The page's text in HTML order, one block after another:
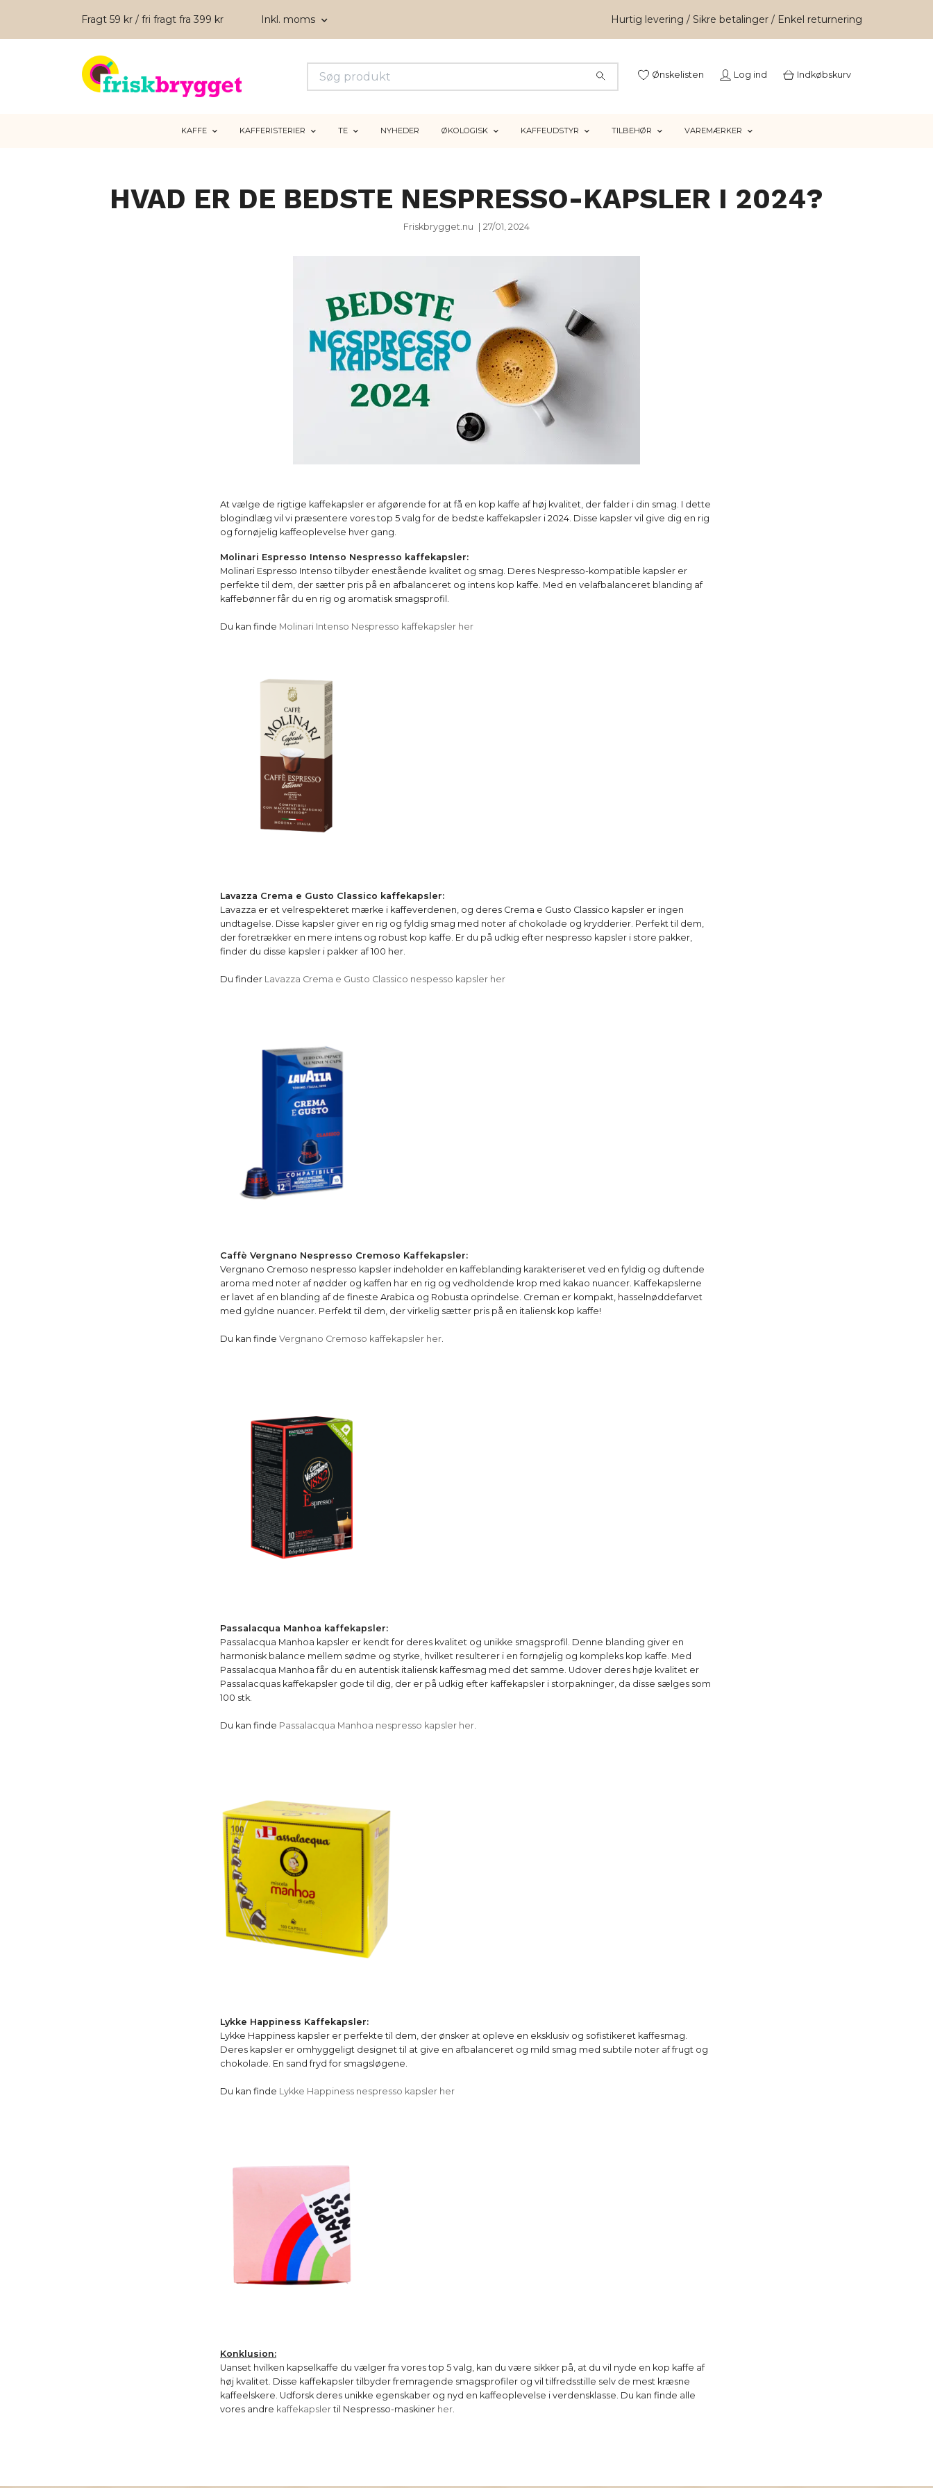
Fragt 59 kr / fri fragt fra 399 kr Inkl. moms Hurtig levering / Sikre betalinger / Enkel returnering
Ønskelisten Log ind Indkøbskurv
KAFFE KAFFERISTERIER TE NYHEDER ØKOLOGISK KAFFEUDSTYR TILBEHØR VAREMÆRKER
HVAD ER DE BEDSTE NESPRESSO-KAPSLER I 2024?
Friskbrygget.nu 27/01, 2024
At vælge de rigtige kaffekapsler er afgørende for at få en kop kaffe af høj kvalitet, der falder i din smag. I dette
blogindlæg vil vi præsentere vores top 5 valg for de bedste kaffekapsler i 2024. Disse kapsler vil give dig en rig
og fornøjelig kaffeoplevelse hver gang.
Molinari Espresso Intenso Nespresso kaffekapsler:
Molinari Espresso Intenso tilbyder enestående kvalitet og smag. Deres Nespresso-kompatible kapsler er
perfekte til dem, der sætter pris på en afbalanceret og intens kop kaffe. Med en velafbalanceret blanding af
kaffebønner får du en rig og aromatisk smagsprofil.
Du kan finde Molinari Intenso Nespresso kaffekapsler her
Lavazza Crema e Gusto Classico kaffekapsler:
Lavazza er et velrespekteret mærke i kaffeverdenen, og deres Crema e Gusto Classico kapsler er ingen
undtagelse. Disse kapsler giver en rig og fyldig smag med noter af chokolade og krydderier. Perfekt til dem,
der foretrækker en mere intens og robust kop kaffe. Er du på udkig efter nespresso kapsler i store pakker,
finder du disse kapsler i pakker af 100 her.
Du finder Lavazza Crema e Gusto Classico nespesso kapsler her
Caffè Vergnano Nespresso Cremoso Kaffekapsler:
Vergnano Cremoso nespresso kapsler indeholder en kaffeblanding karakteriseret ved en fyldig og duftende
aroma med noter af nødder og kaffen har en rig og vedholdende krop med kakao nuancer. Kaffekapslerne
er lavet af en blanding af de fineste Arabica og Robusta oprindelse. Creman er kompakt, hasselnøddefarvet
med gyldne nuancer. Perfekt til dem, der virkelig sætter pris på en italiensk kop kaffe!
Du kan finde Vergnano Cremoso kaffekapsler her
Passalacqua Manhoa kaffekapsler:
Passalacqua Manhoa kapsler er kendt for deres kvalitet og unikke smagsprofil. Denne blanding giver en
harmonisk balance mellem sødme og styrke, hvilket resulterer i en fornøjelig og kompleks kop kaffe. Med
Passalacqua Manhoa får du en autentisk italiensk kaffesmag med det samme. Udover deres høje kvalitet er
Passalacquas kaffekapsler gode til dig, der er på udkig efter kaffekapsler i storpakninger, da disse sælges som
100 stk.
Du kan finde Passalacqua Manhoa nespresso kapsler her.
Lykke Happiness Kaffekapsler:
Lykke Happiness kapsler er perfekte til dem, der ønsker at opleve en eksklusiv og sofistikeret kaffesmag.
Deres kapsler er omhyggeligt designet til at give en afbalanceret og mild smag med subtile noter af frugt og
chokolade. En sand fryd for smagsløgene.
Du kan finde Lykke Happiness nespresso kapsler her
Konklusion:
Uanset hvilken kapselkaffe du vælger fra vores top 5 valg, kan du være sikker på, at du vil nyde en kop kaffe af
høj kvalitet. Disse kaffekapsler tilbyder fremragende smagsprofiler og vil tilfredsstille selv de mest kræsne
kaffeelskere. Udforsk deres unikke egenskaber og nyd en kaffeoplevelse i verdensklasse. Du kan finde alle
vores andre kaffekapslertil Nespresso-maskiner her.